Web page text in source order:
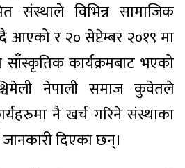
संस्थाले विभिन्न सामाजिक
आएको र २० सेप्टेम्बर २०१९ मा
कार्यक्रमबाट भएको
नेपाली समाज कुवेतले
नै खर्च गरिने संस्थाका
दिएका छन्।